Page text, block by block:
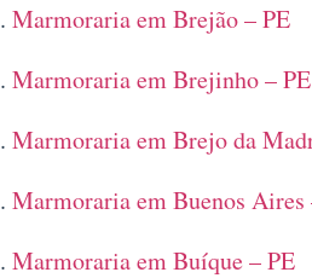
Marmoraria em Brejão – PE
Marmoraria em Brejinho – PE
Marmoraria em Brejo da
Marmoraria em Buenos Aires
Marmoraria em Buíque – PE